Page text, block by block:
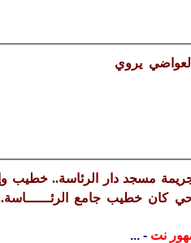
يروي
مسجد دار الرئاسة.. خطيب
كان خطيب جامع
نت - ...